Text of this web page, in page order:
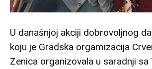
U današnjoj akciji dobrovoljnog
koju je Gradska orgamizacija
Zenica organizovala u saradnji